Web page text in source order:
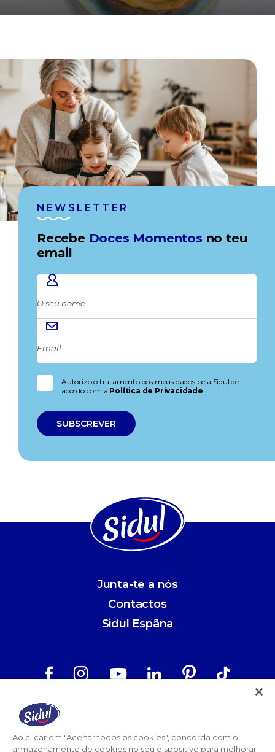
NEWSLETTER
Recebe Doces Momentos no teu
email
Autorizo o tratamento dos meus dados pela Sidul de
acordo com a Política de Privacidade
Junta-te a nós
Contactos
Sidul Espãna
Política de Privacidade
Ao clicar em "Aceitar todos os cookies", concorda com o
armazenamento de cookies no seu dispositivo para melhorar